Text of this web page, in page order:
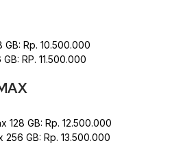
GB: Rp. 10.500.000
RP. 11.500.000
128 GB: Rp. 12.500.000
256 GB: Rp. 13.500.000